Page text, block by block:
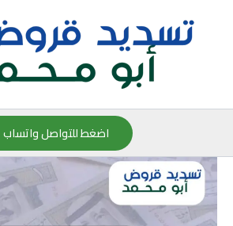
اضغط للتواصل واتساب